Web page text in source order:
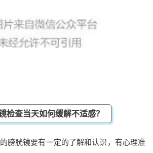
检查当天如何缓解不适感？
膀胱镜要有一定的了解和认识，有心理准